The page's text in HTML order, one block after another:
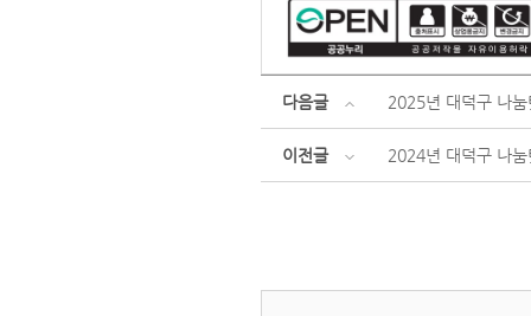
다음글 2025년 대덕구 나
이전글 2024년 대덕구 나